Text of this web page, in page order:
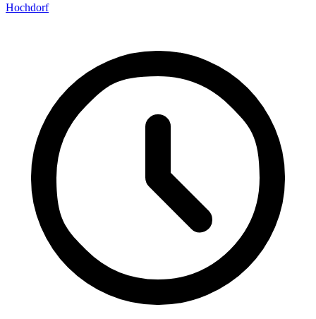
Hochdorf